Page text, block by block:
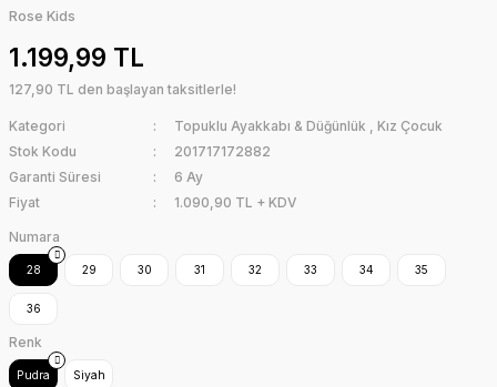
Rose Kids
1.199,99 TL
127,90 TL den başlayan taksitlerle!
Kategori Topuklu Ayakkabı & Düğünlük , Kız Çocuk
Stok Kodu
201717172882
Garanti Süresi
6 Ay
Fiyat
1.090,90 TL + KDV
Numara
28 29 30 31 32 33 34 35
36
Renk
Pudra Siyah